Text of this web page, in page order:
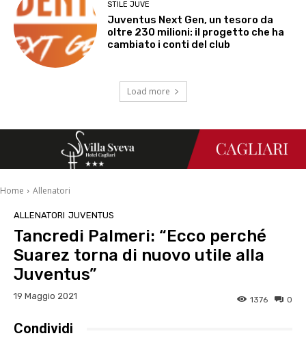
STILE JUVE
Juventus Next Gen, un tesoro da
oltre 230 milioni: il progetto che ha
cambiato i conti del club
Load more